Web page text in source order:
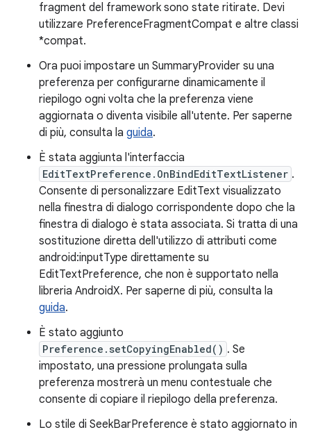
fragment del framework sono state ritirate. Devi
utilizzare PreferenceFragmentCompat e altre classi
*compat.
Ora puoi impostare un SummaryProvider su una
preferenza per configurarne dinamicamente il
riepilogo ogni volta che la preferenza viene
aggiornata o diventa visibile all'utente. Per saperne
di più, consulta la guida.
È stata aggiunta l'interfaccia
EditTextPreference.OnBindEditTextListener .
Consente di personalizzare EditText visualizzato
nella finestra di dialogo corrispondente dopo che la
finestra di dialogo è stata associata. Si tratta di una
sostituzione diretta dell'utilizzo di attributi come
android:inputType direttamente su
EditTextPreference, che non è supportato nella
libreria AndroidX. Per saperne di più, consulta la
guida.
È stato aggiunto
Preference.setCopyingEnabled() . Se
impostato, una pressione prolungata sulla
preferenza mostrerà un menu contestuale che
consente di copiare il riepilogo della preferenza.
Lo stile di SeekBarPreference è stato aggiornato in